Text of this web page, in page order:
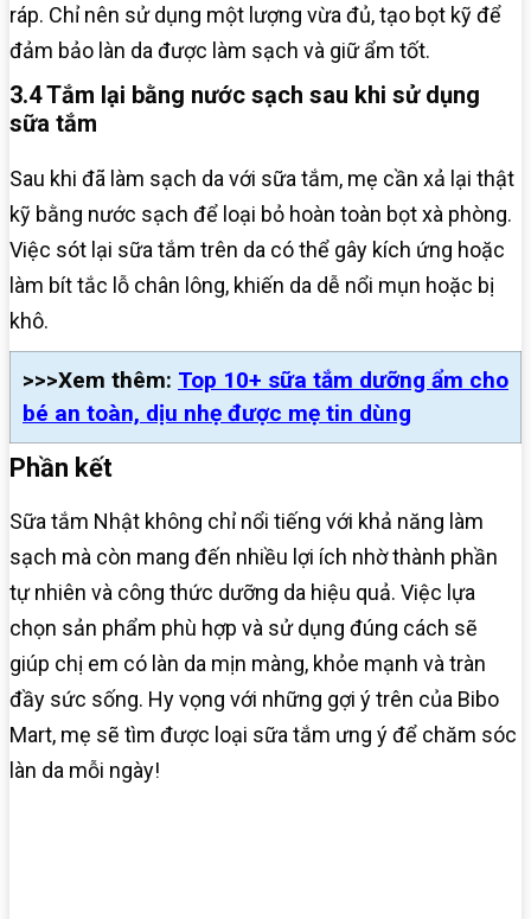
ráp. Chỉ nên sử dụng một lượng vừa đủ, tạo bọt kỹ để
đảm bảo làn da được làm sạch và giữ ẩm tốt.
3.4 Tắm lại bằng nước sạch sau khi sử dụng
sữa tắm
Sau khi đã làm sạch da với sữa tắm, mẹ cần xả lại thật
kỹ bằng nước sạch để loại bỏ hoàn toàn bọt xà phòng.
Việc sót lại sữa tắm trên da có thể gây kích ứng hoặc
làm bít tắc lỗ chân lông, khiến da dễ nổi mụn hoặc bị
khô.
>>>Xem thêm: Top 10+ sữa tắm dưỡng ẩm cho
bé an toàn, dịu nhẹ được mẹ tin dùng
Phần kết
Sữa tắm Nhật không chỉ nổi tiếng với khả năng làm
sạch mà còn mang đến nhiều lợi ích nhờ thành phần
tự nhiên và công thức dưỡng da hiệu quả. Việc lựa
chọn sản phẩm phù hợp và sử dụng đúng cách sẽ
giúp chị em có làn da mịn màng, khỏe mạnh và tràn
đầy sức sống. Hy vọng với những gợi ý trên của Bibo
Mart, mẹ sẽ tìm được loại sữa tắm ưng ý để chăm sóc
làn da mỗi ngày!